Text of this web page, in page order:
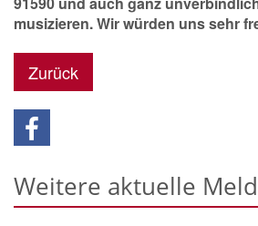
musizieren. Wir würden uns sehr
Zurück
Weitere aktuelle